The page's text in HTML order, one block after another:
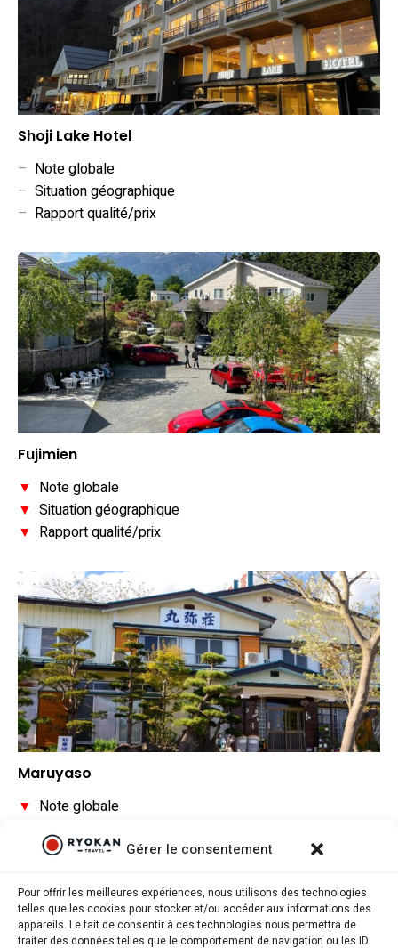
Gérer le consentement
Pour offrir les meilleures expériences, nous utilisons des technologies
telles que les cookies pour stocker et/ou accéder aux informations des
appareils. Le fait de consentir à ces technologies nous permettra de
traiter des données telles que le comportement de navigation ou les ID
Shoji Lake Hotel
– Note globale
– Situation géographique
– Rapport qualité/prix
Fujimien
▼ Note globale
▼ Situation géographique
▼ Rapport qualité/prix
Maruyaso
▼ Note globale
Rapport qualité/prix